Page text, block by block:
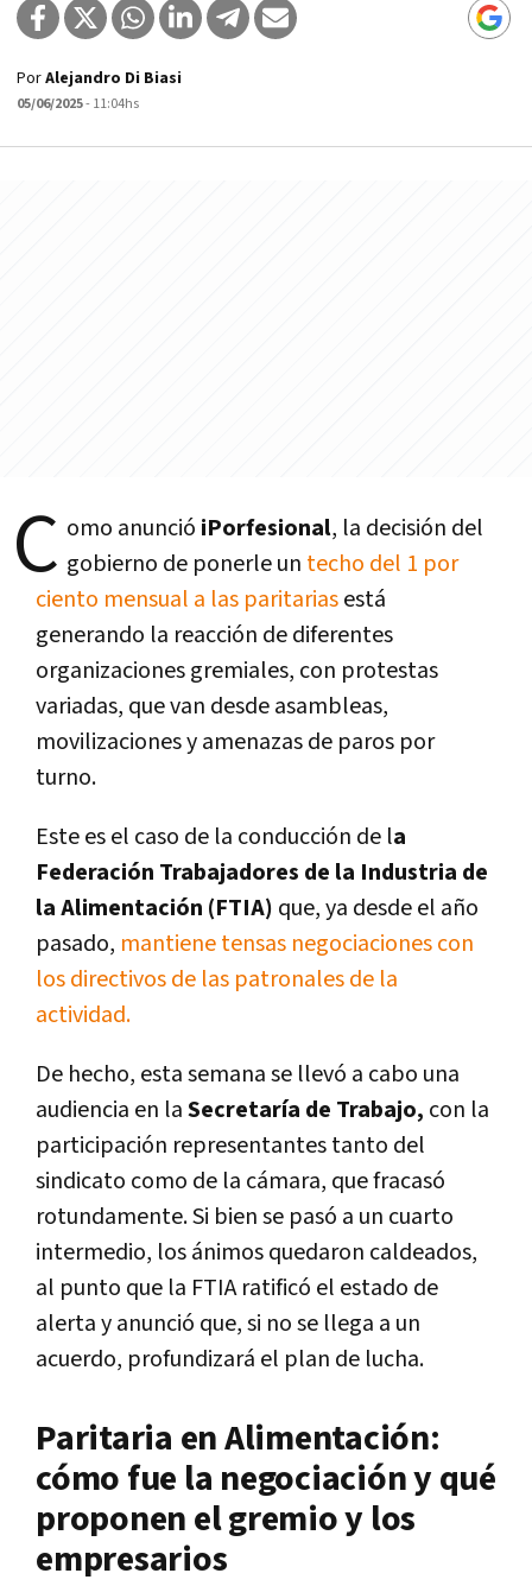
PorAlejandro Di Biasi
05/06/2025- 11:04hs
C omo anunció iPorfesional, la decisión del
gobierno de ponerle un techo del 1 por
ciento mensual a las paritariasestá
generando la reacción de diferentes
organizaciones gremiales, con protestas
variadas, que van desde asambleas,
movilizaciones y amenazas de paros por
turno.
Este es el caso de la conducción de la
Federación Trabajadores de la Industria de
la Alimentación (FTIA) que, ya desde el año
pasado, mantiene tensas negociaciones con
los directivos de las patronales de la
actividad.
De hecho, esta semana se llevó a cabo una
audiencia en laSecretaría de Trabajo, con la
participación representantes tanto del
sindicato como de la cámara, que fracasó
rotundamente. Si bien se pasó a un cuarto
intermedio, los ánimos quedaron caldeados,
al punto que la FTIA ratificó el estado de
alerta y anunció que, si no se llega a un
acuerdo, profundizará el plan de lucha.
Paritaria en Alimentación:
cómo fue la negociación y qué
proponen el gremio y los
empresarios